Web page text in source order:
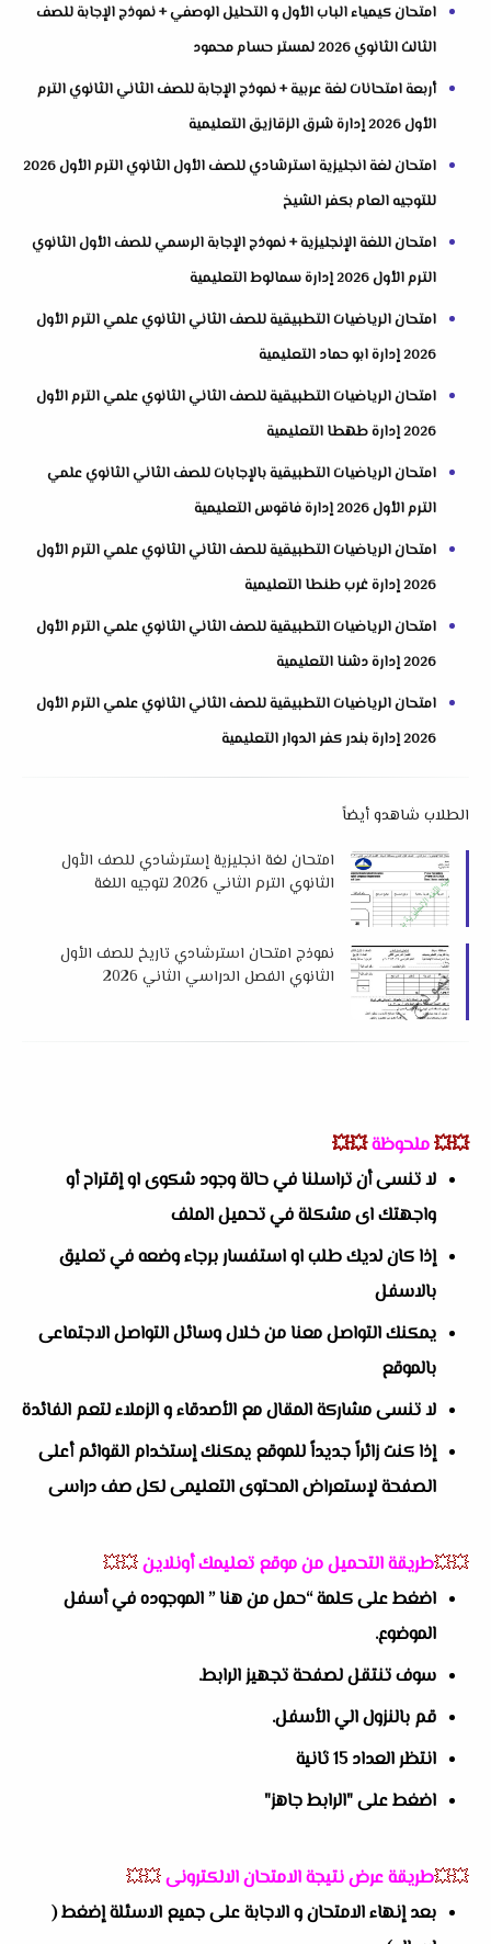
امتحان كيمياء الباب الأول و التحليل الوصفي + نموذج الإجابة للصف
الثالث الثانوي 2026 لمستر حسام محمود
أربعة امتحانات لغة عربية + نموذج الإجابة للصف الثاني الثانوي الترم
الأول 2026 إدارة شرق الزقازيق التعليمية
امتحان لغة انجليزية استرشادي للصف الأول الثانوي الترم الأول 2026
للتوجيه العام بكفر الشيخ
امتحان اللغة الإنجليزية + نموذج الإجابة الرسمي للصف الأول الثانوي
الترم الأول 2026 إدارة سمالوط التعليمية
امتحان الرياضيات التطبيقية للصف الثاني الثانوي علمي الترم الأول
2026 إدارة ابو حماد التعليمية
امتحان الرياضيات التطبيقية للصف الثاني الثانوي علمي الترم الأول
2026 إدارة طهطا التعليمية
امتحان الرياضيات التطبيقية بالإجابات للصف الثاني الثانوي علمي
الترم الأول 2026 إدارة فاقوس التعليمية
امتحان الرياضيات التطبيقية للصف الثاني الثانوي علمي الترم الأول
2026 إدارة غرب طنطا التعليمية
امتحان الرياضيات التطبيقية للصف الثاني الثانوي علمي الترم الأول
2026 إدارة دشنا التعليمية
امتحان الرياضيات التطبيقية للصف الثاني الثانوي علمي الترم الأول
2026 إدارة بندر كفر الدوار التعليمية
الطلاب شاهدو أيضاً
امتحان لغة انجليزية إسترشادي للصف الأول
الثانوي الترم الثاني 2026 لتوجيه اللغة
نموذج امتحان استرشادي تاريخ للصف الأول
الثانوي الفصل الدراسي الثاني 2026
💥💥ملحوظة💥💥
لا تنسى أن تراسلنا في حالة وجود شكوى او إقتراح أو
واجهتك اى مشكلة في تحميل الملف
إذا كان لديك طلب او استفسار برجاء وضعه في تعليق
بالاسفل
يمكنك التواصل معنا من خلال وسائل التواصل الاجتماعى
بالموقع
لا تنسى مشاركة المقال مع الأصدقاء و الزملاء لتعم الفائدة
إذا كنت زائراً جديداً للموقع يمكنك إستخدام القوائم أعلى
الصفحة لإستعراض المحتوى التعليمى لكل صف دراسى
💥💥طريقة التحميل من موقع تعليمك أونلاين💥💥
اضغط على كلمة “حمل من هنا ” الموجوده في أسفل
الموضوع.
سوف تنتقل لصفحة تجهيز الرابط.
قم بالنزول الي الأسفل.
انتظر العداد 15 ثانية
اضغط على "الرابط جاهز"
💥💥طريقة عرض نتيجة الامتحان الالكترونى💥💥
بعد إنهاء الامتحان و الاجابة على جميع الاسئلة إضغط (